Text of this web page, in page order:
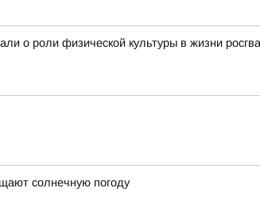
о роли физической культуры в жизни
солнечную погоду